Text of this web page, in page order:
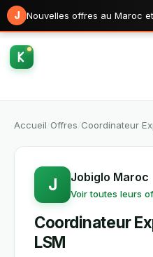
J Nouvelles offres au Maroc
Accueil Offres Coordinateur
J Jobiglo Maroc
Voir toutes leurs
Coordinateur
LSM